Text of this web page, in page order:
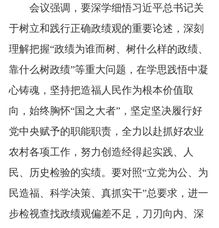
会议强调，要深学细悟习近平总书记关
于树立和践行正确政绩观的重要论述，深刻
理解把握“政绩为谁而树、树什么样的政绩、
靠什么树政绩”等重大问题，在学思践悟中凝
心铸魂，坚持把造福人民作为根本价值取
向，始终胸怀“国之大者”，坚定坚决履行好
党中央赋予的职能职责，全力以赴抓好农业
农村各项工作，努力创造经得起实践、人
民、历史检验的实绩。要对照“立党为公、为
民造福、科学决策、真抓实干”总要求，进一
步检视查找政绩观偏差不足，刀刃向内、深